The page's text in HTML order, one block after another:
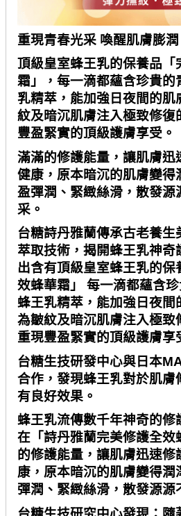
重現青春光采 喚醒肌膚膨潤
頂級皇室蜂王乳的保養品「
霜」，每一滴都蘊含珍貴的
乳精萃，能加強日夜間的肌
紋及暗沉肌膚注入極致修復
豐盈緊實的頂級護膚享受。
滿滿的修護能量，讓肌膚迅
健康，原本暗沉的肌膚變得
盈彈潤、緊緻絲滑，散發源
采。
台糖詩丹雅蘭傳承古老養生
萃取技術，揭開蜂王乳神奇
出含有頂級皇室蜂王乳的保
效蜂華霜」 每一滴都蘊含
蜂王乳精萃，能加強日夜間
為皺紋及暗沉肌膚注入極致
重現豐盈緊實的頂級護膚享
台糖生技研發中心與日本
合作，發現蜂王乳對於肌膚
有良好效果。
蜂王乳流傳數千年神奇的修
在「詩丹雅蘭完美修護全效
的修護能量，讓肌膚迅速修
康，原本暗沉的肌膚變得潤
彈潤、緊緻絲滑，散發源源